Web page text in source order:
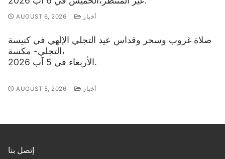
AUGUST 6, 2026 أخبار
صلاة غروب وسحر وقداس عيد التجلي الإلهي في كنيسة
التجلي- مكسة،
الأربعاء في 5 آب 2026.
AUGUST 5, 2026 أخبار
إتصل بنا